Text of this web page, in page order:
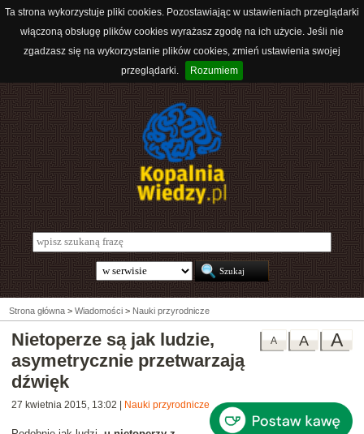
Ta strona wykorzystuje pliki cookies. Pozostawiając w ustawieniach przeglądarki
włączoną obsługę plików cookies wyrażasz zgodę na ich użycie. Jeśli nie
zgadzasz się na wykorzystanie plików cookies, zmień ustawienia swojej
przeglądarki.
Rozumiem
Strona główna > Wiadomości > Nauki przyrodnicze
A
A
A
Nietoperze są jak ludzie,
asymetrycznie przetwarzają
dźwięk
27 kwietnia 2015, 13:02 Nauki przyrodnicze